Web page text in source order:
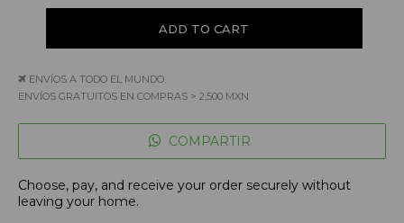
ENVÍOS A TODO EL MUNDO.
ENVÍOS GRATUITOS EN COMPRAS > 2,500 MXN
COMPARTIR
Choose, pay, and receive your order securely without
leaving your home.